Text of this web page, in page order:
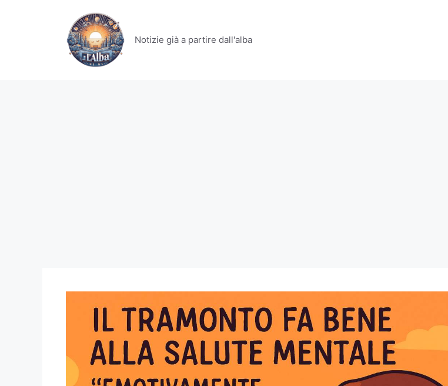
Notizie già a partire dall'alba